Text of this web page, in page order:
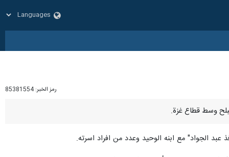
رمز الخبر: 85381554
الجواد" مع ابنه الوحيد وعدد من افراد اسرته.